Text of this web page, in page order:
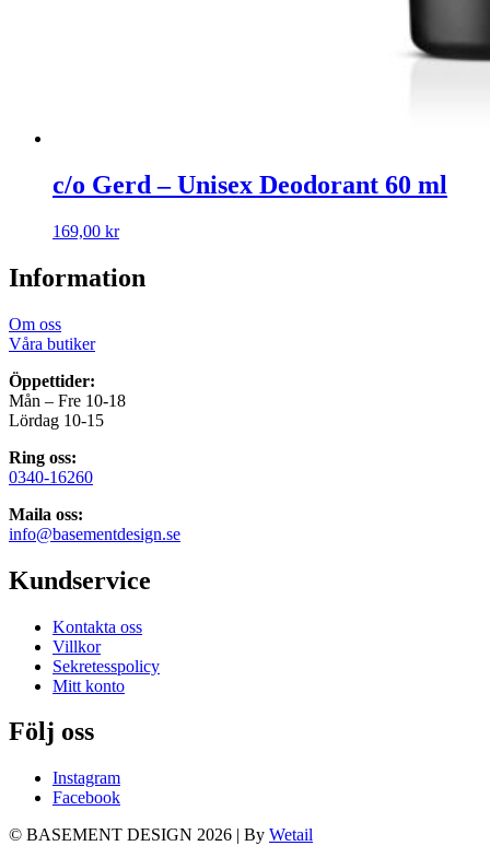
c/o Gerd – Unisex Deodorant 60 ml
169,00 kr
Information
Om oss
Våra butiker
Öppettider:
Mån – Fre 10-18
Lördag 10-15
Ring oss:
0340-16260
Maila oss:
info@basementdesign.se
Kundservice
Kontakta oss
Villkor
Sekretesspolicy
Mitt konto
Följ oss
Instagram
Facebook
© BASEMENT DESIGN 2026 | By Wetail